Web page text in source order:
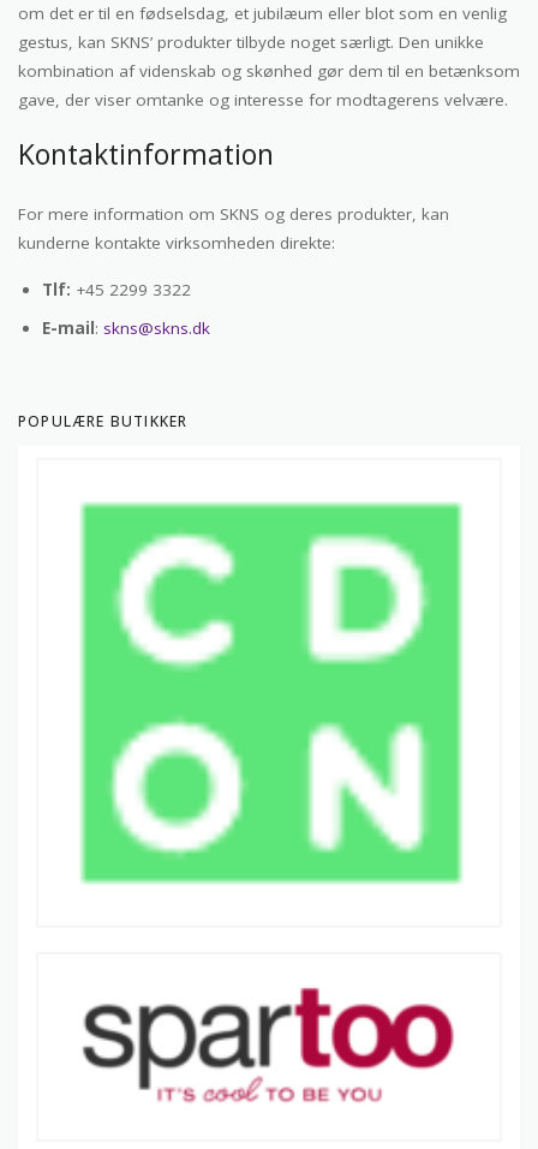
om det er til en fødselsdag, et jubilæum eller blot som en venlig
gestus, kan SKNS’ produkter tilbyde noget særligt. Den unikke
kombination af videnskab og skønhed gør dem til en betænksom
gave, der viser omtanke og interesse for modtagerens velvære.
Kontaktinformation
For mere information om SKNS og deres produkter, kan
kunderne kontakte virksomheden direkte:
Tlf: +45 2299 3322
E-mail: skns@skns.dk
POPULÆRE BUTIKKER